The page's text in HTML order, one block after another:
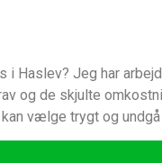
i Haslev? Jeg har
og de skjulte
vælge trygt og